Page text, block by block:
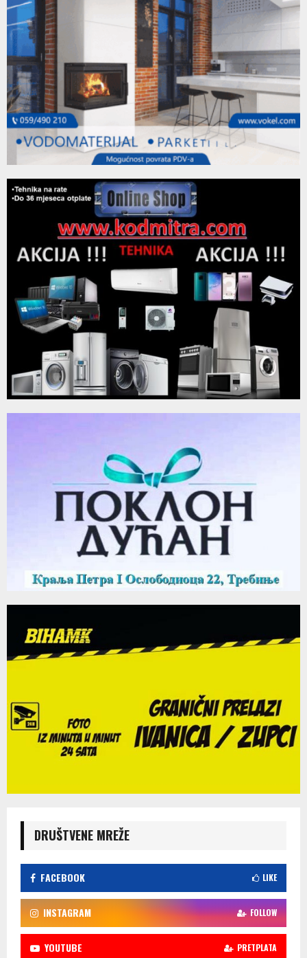
DRUŠTVENE MREŽE
FACEBOOK LIKE
INSTAGRAM FOLLOW
YOUTUBE PRETPLATA